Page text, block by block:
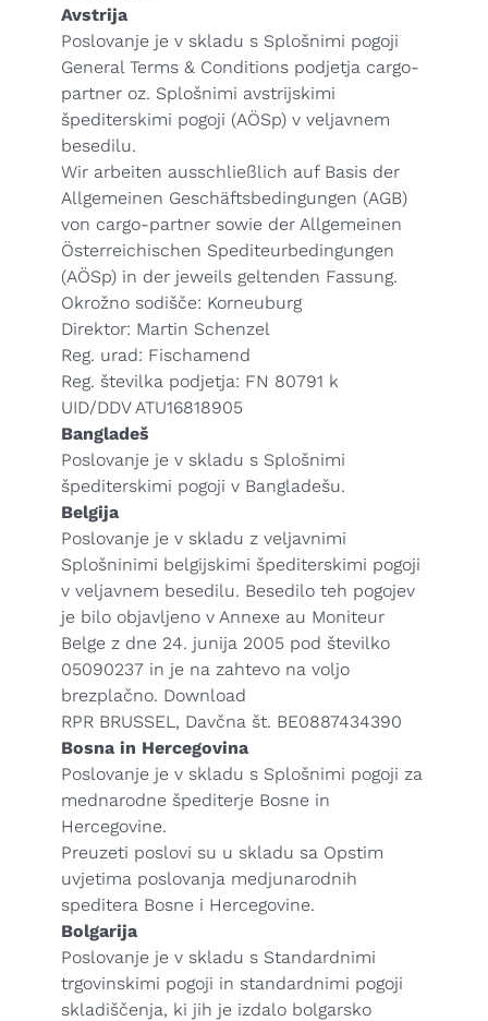
Avstrija
Poslovanje je v skladu s Splošnimi pogoji
General Terms & Conditions podjetja cargo-
partner oz. Splošnimi avstrijskimi
špediterskimi pogoji (AÖSp) v veljavnem
besedilu.
Wir arbeiten ausschließlich auf Basis der
Allgemeinen Geschäftsbedingungen (AGB)
von cargo-partner sowie der Allgemeinen
Österreichischen Spediteurbedingungen
(AÖSp) in der jeweils geltenden Fassung.
Okrožno sodišče: Korneuburg
Direktor: Martin Schenzel
Reg. urad: Fischamend
Reg. številka podjetja: FN 80791 k
UID/DDV ATU16818905
Bangladeš
Poslovanje je v skladu s Splošnimi
špediterskimi pogoji v Bangladešu.
Belgija
Poslovanje je v skladu z veljavnimi
Splošninimi belgijskimi špediterskimi pogoji
v veljavnem besedilu. Besedilo teh pogojev
je bilo objavljeno v Annexe au Moniteur
Belge z dne 24. junija 2005 pod številko
05090237 in je na zahtevo na voljo
brezplačno. Download
RPR BRUSSEL, Davčna št. BE0887434390
Bosna in Hercegovina
Poslovanje je v skladu s Splošnimi pogoji za
mednarodne špediterje Bosne in
Hercegovine.
Preuzeti poslovi su u skladu sa Opstim
uvjetima poslovanja medjunarodnih
speditera Bosne i Hercegovine.
Bolgarija
Poslovanje je v skladu s Standardnimi
trgovinskimi pogoji in standardnimi pogoji
skladiščenja, ki jih je izdalo bolgarsko